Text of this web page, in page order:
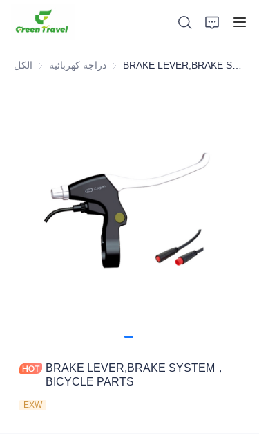
الكل دراجة كهربائية دراجة كهربائية
BRAKE LEVER,BRAKE SYSTEM，
BICYCLE PARTS
EXW
معلومات عنا
الأخبار وقضايا التعاون
قواعد التصنيع والعمليات